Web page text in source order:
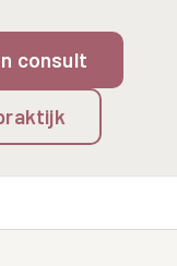
aanmaak)
Profiel
profiel
consult